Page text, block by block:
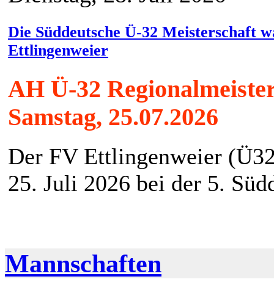
Die Süddeutsche Ü-32 Meisterschaft
Ettlingenweier
AH Ü-32
Samstag, 25.07.2026
Der FV Ettlingenweier
25. Juli 2026 bei der 5.
Mannschaften